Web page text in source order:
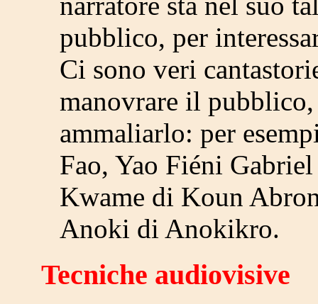
pubblico, per
Ci sono veri
manovrare il
ammaliarlo: per
Fao, Yao Fiéni
Kwame di Koun
Anoki di Anokikro.
Tecniche audiovisive